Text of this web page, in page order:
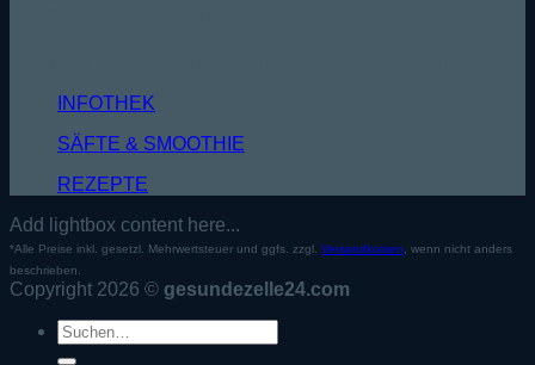
INFOTHEK
SÄFTE & SMOOTHIE
REZEPTE
Add lightbox content here...
*Alle Preise inkl. gesetzl. Mehrwertsteuer und ggfs. zzgl. Versandkosten , wenn nicht anders
beschrieben.
Copyright 2026 © gesundezelle24.com
Suche
nach: